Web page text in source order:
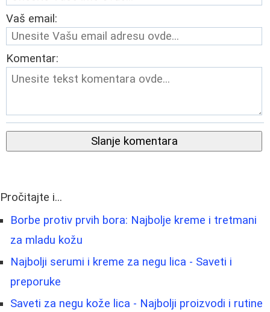
Vaš email:
Komentar:
Slanje komentara
Pročitajte i...
Borbe protiv prvih bora: Najbolje kreme i tretmani
za mladu kožu
Najbolji serumi i kreme za negu lica - Saveti i
preporuke
Saveti za negu kože lica - Najbolji proizvodi i rutine